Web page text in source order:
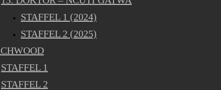
STAFFEL 1 (2024)
STAFFEL 2 (2025)
STAFFEL 1
STAFFEL 2